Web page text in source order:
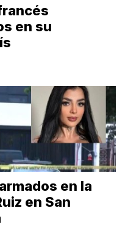
en su
en la
en San